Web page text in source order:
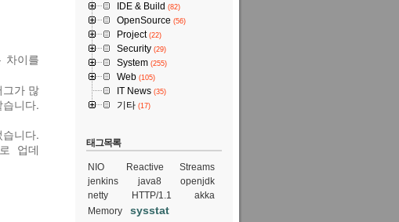
차이를
가 많
니다.
니다.
업데
IDE & Build (82)
OpenSource (56)
Project(22)
Security (29)
System (255)
Web (105)
IT News (35)
기타 (17)
태그목록
NIO
Reactive Streams
jenkins
java8
openjdk
netty
HTTP/1.1
akka
Memory
sysstat